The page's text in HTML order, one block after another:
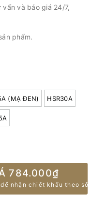
vấn và báo giá 24/7,
phẩm.
(MẠ ĐEN) HSR30A
784.000₫
nhận chiết khấu theo số